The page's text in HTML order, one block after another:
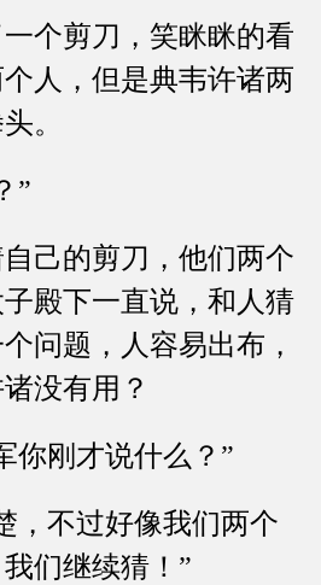
剪刀，笑眯眯的看
人，但是典韦许诸两
。
”
的剪刀，他们两个
殿下一直说，和人猜
问题，人容易出布，
没有用？
刚才说什么？”
不过好像我们两个
们继续猜！”